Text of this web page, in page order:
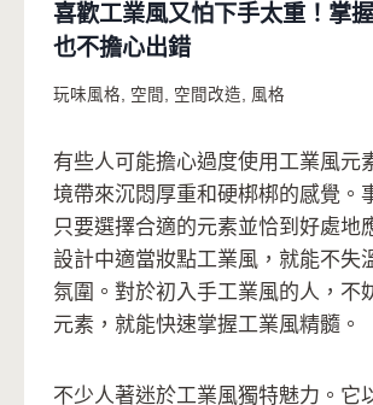
喜歡工業風又怕下手太重！掌
也不擔心出錯
玩味風格 空間 空間改造 風格
有些人可能擔心過度使用工業風元
境帶來沉悶厚重和硬梆梆的感覺。
只要選擇合適的元素並恰到好處地
設計中適當妝點工業風，就能不失
氛圍。對於初入手工業風的人，不
元素，就能快速掌握工業風精髓。
不少人著迷於工業風獨特魅力。它